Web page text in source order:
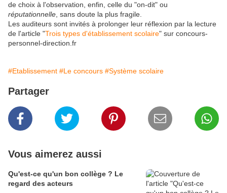
de choix à l'observation, enfin, celle du "on-dit" ou
réputationnelle , sans doute la plus fragile.
Les auditeurs sont invités à prolonger leur réflexion par la lecture
de l'article "Trois types d'établissement scolaire" sur concours-
personnel-direction.fr
#Etablissement #Le concours #Système scolaire
Partager
Vous aimerez aussi
Qu'est-ce qu'un bon collège ? Le
regard des acteurs